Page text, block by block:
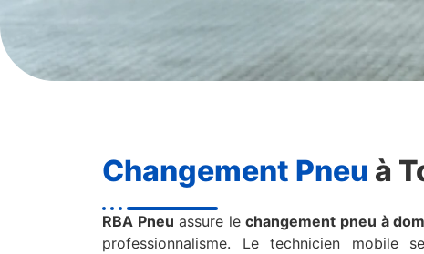
Changement Pneu à
RBA Pneu assure lechangement pneu à
professionnalisme. Le technicien mobile